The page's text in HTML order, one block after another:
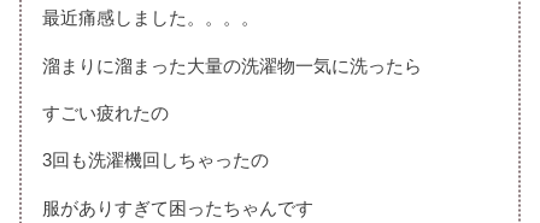
最近痛感しました。。。。
溜まりに溜まった大量の洗濯物一気に洗ったら
すごい疲れたの
3回も洗濯機回しちゃったの
服がありすぎて困ったちゃんです